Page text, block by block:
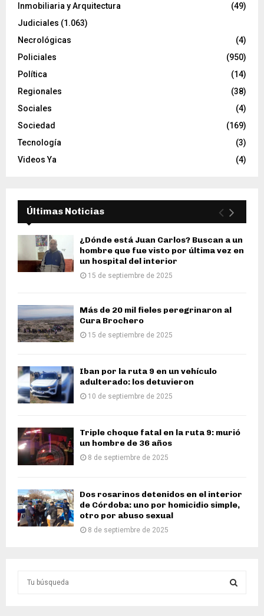
Inmobiliaria y Arquitectura
(49)
Judiciales (1.063)
Necrológicas
(4)
Policiales
(950)
Política
(14)
Regionales
(38)
Sociales
(4)
Sociedad
(169)
Tecnología
(3)
Videos Ya
(4)
Últimas Noticias
¿Dónde está Juan Carlos? Buscan a un
hombre que fue visto por última vez en
un hospital del interior
15 de septiembre de 2025
Más de 20 mil fieles peregrinaron al
Cura Brochero
15 de septiembre de 2025
Iban por la ruta 9 en un vehículo
adulterado: los detuvieron
10 de septiembre de 2025
Triple choque fatal en la ruta 9: murió
un hombre de 36 años
8 de septiembre de 2025
Dos rosarinos detenidos en el interior
de Córdoba: uno por homicidio simple,
otro por abuso sexual
8 de septiembre de 2025